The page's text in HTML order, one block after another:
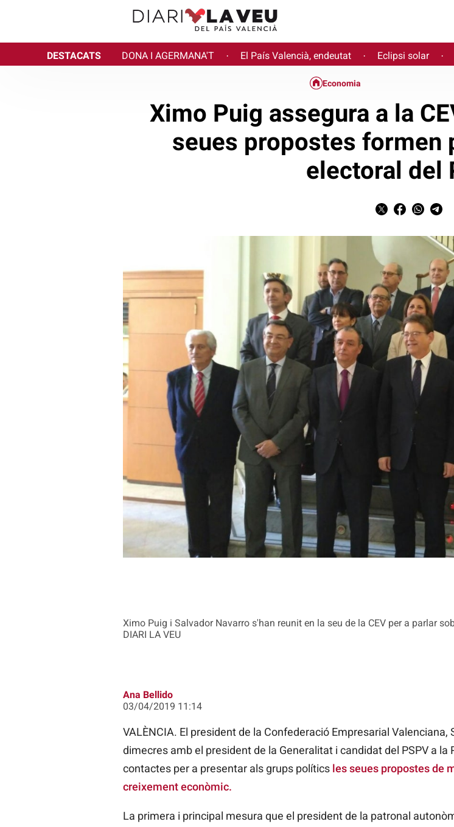
DESTACATS DONA I AGERMANA'T · El País Valencià, endeutat · Eclipsi solar ·
Ximo Puig i Salvador Navarro s'han reunit en la seu de la CEV per a parlar
DIARI LA VEU
Economia
Ximo Puig assegura a la
seues propostes formen
electoral del
Ana Bellido
03/04/2019 11:14
VALÈNCIA. El president de la Confederació Empresarial
dimecres amb el president de la Generalitat i candidat del PSPV a la
contactes per a presentar als grups polítics les seues propostes de
creixement econòmic.
La primera i principal mesura que el president de la patronal